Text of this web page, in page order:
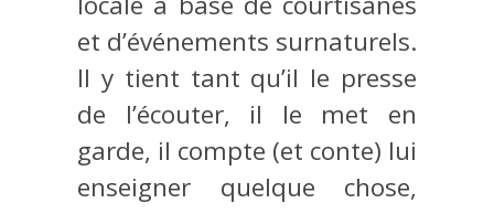
et d’événements surnaturels.
Il y tient tant qu’il le presse
de l’écouter, il le met en
garde, il compte (et conte) lui
enseigner quelque chose,